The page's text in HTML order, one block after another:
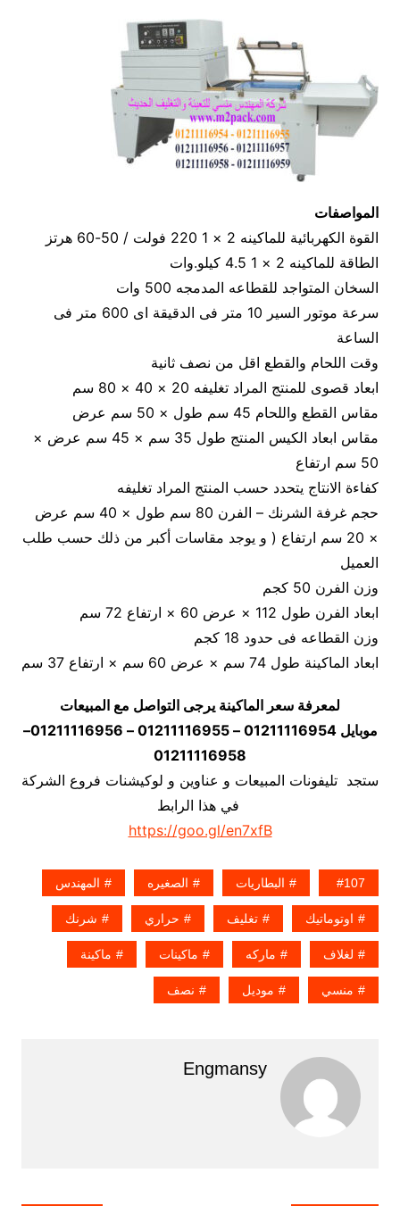
المواصفات
القوة الكهربائية للماكينه 2 × 1 220 فولت / 50-60 هرتز
الطاقة للماكينه 2 × 1 4.5 كيلو.وات
السخان المتواجد للقطاعه المدمجه 500 وات
سرعة موتور السير 10 متر فى الدقيقة اى 600 متر فى
الساعة
وقت اللحام والقطع اقل من نصف ثانية
ابعاد قصوى للمنتج المراد تغليفه 20 × 40 × 80 سم
مقاس القطع واللحام 45 سم طول × 50 سم عرض
مقاس ابعاد الكيس المنتج طول 35 سم × 45 سم عرض ×
50 سم ارتفاع
كفاءة الانتاج يتحدد حسب المنتج المراد تغليفه
حجم غرفة الشرنك – الفرن 80 سم طول × 40 سم عرض
× 20 سم ارتفاع ( و يوجد مقاسات أكبر من ذلك حسب طلب
العميل
وزن الفرن 50 كجم
ابعاد الفرن طول 112 × عرض 60 × ارتفاع 72 سم
وزن القطاعه فى حدود 18 كجم
ابعاد الماكينة طول 74 سم × عرض 60 سم × ارتفاع 37 سم
لمعرفة سعر الماكينة يرجى التواصل مع المبيعات
موبايل 01211116954 – 01211116955 – 01211116956–
01211116958
ستجد تليفونات المبيعات و عناوين و لوكيشنات فروع الشركة
في هذا الرابط
https://goo.gl/en7xfB
107 البطاريات الصغيره المهندس
اوتوماتيك تغليف حراري شرنك
لغلاف ماركه ماكينات ماكينة
منسي موديل نصف
Engmansy